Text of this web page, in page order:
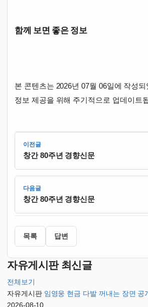
함께 보면 좋은 정보
본 콘텐츠는 2026년 07월 06일에 작성
정보 제공을 위해 주기적으로 업데이트
이전글
창간 80주년 경향신문
다음글
창간 80주년 경향신문
목록 답변
자유게시판 최신글
전체보기
자유게시판 임영웅 현금 다발 꺼내는 장면 공
2026-08-10